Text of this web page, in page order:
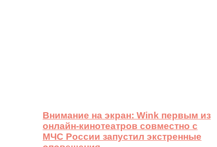
Внимание на экран: Wink первым из
онлайн-кинотеатров совместно с
МЧС России запустил экстренные